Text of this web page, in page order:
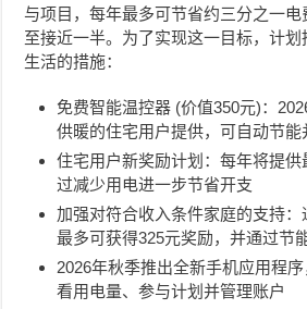
与项目，每年最多可节省约三分之一
至接近一半。为了实现这一目标，计
生活的措施：
免费智能温控器 (价值350元)：
供暖的住宅用户提供，可自动节能
住宅用户新奖励计划：每年将提供
过减少用电进一步节省开支
加强对符合收入条件家庭的支持
最多可获得325元奖励，并通过节
2026年秋季推出全新手机应用程
看用电量、参与计划并管理账户